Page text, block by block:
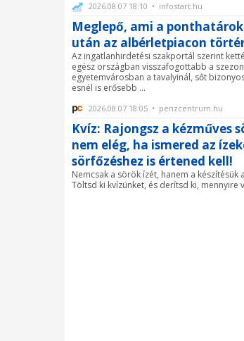
2026.08.07 18:10 • infostart.hu
Meglepő, ami a
után az albérletpiacon
Az ingatlanhirdetési szakportál szerint
egész országban visszafogottabb a
egyetemvárosban a tavalyinál, sőt
esnél is erősebb ...
2026.08.07 18:05 • penzcentrum.hu
Kvíz: Rajongsz a kézműves
nem elég, ha ismered az
sörfőzéshez is értened kell!
Nemcsak a sörök ízét, hanem a készítésük
Töltsd ki kvízünket, és derítsd ki, mennyire